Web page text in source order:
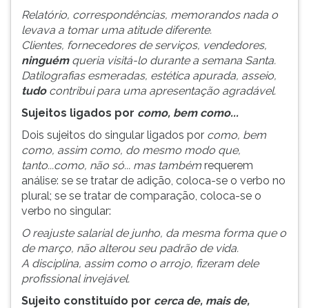
Relatório, correspondências, memorandos nada o
levava a tomar uma atitude diferente.
Clientes, fornecedores de serviços, vendedores,
ninguémqueria visitá-lo durante a semana Santa.
Datilografias esmeradas, estética apurada, asseio,
tudocontribui para uma apresentação agradável.
Sujeitos ligados por como, bem como...
Dois sujeitos do singular ligados por como, bem
como, assim como, do mesmo modo que,
tanto...como, não só... mas também requerem
análise: se se tratar de adição, coloca-se o verbo no
plural; se se tratar de comparação, coloca-se o
verbo no singular:
O reajuste salarial de junho, da mesma forma que o
de março, não alterou seu padrão de vida.
A disciplina, assim como o arrojo, fizeram dele
profissional invejável.
Sujeito constituído por cerca de, mais de,